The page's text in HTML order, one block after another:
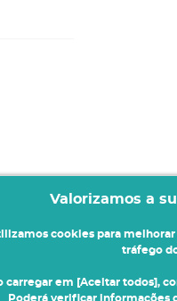
Valorizamos a
cookies para
tráfego
carregar em [Aceitar todos],
Poderá verificar informações